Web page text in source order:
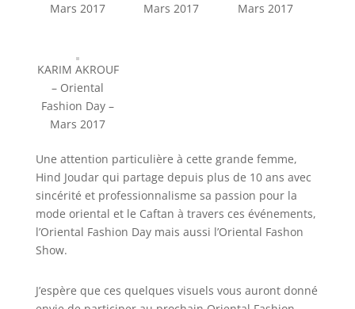
Mars 2017
Mars 2017
Mars 2017
KARIM AKROUF
– Oriental
Fashion Day –
Mars 2017
Une attention particulière à cette grande femme,
Hind Joudar qui partage depuis plus de 10 ans avec
sincérité et professionnalisme sa passion pour la
mode oriental et le Caftan à travers ces événements,
l’Oriental Fashion Day mais aussi l’Oriental Fashon
Show.
J’espère que ces quelques visuels vous auront donné